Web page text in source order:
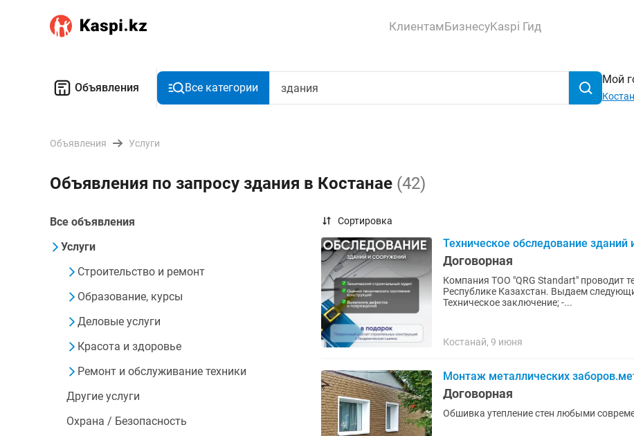
КлиентамБизнесуKaspi Гид
Объявления Все категории
Мой
Объявления Услуги
Объявления по запросу здания в Костанае (42)
Все объявления
Услуги
Строительство и ремонт
Образование, курсы
Деловые услуги
Другие услуги
Красота и здоровье
Охрана / Безопасность
Ремонт и обслуживание техники
Сортировка
Техническое обследование зданий
Договорная
Компания ТОО "QRG Standart" проводит
Республике Казахстан. Выдаем
Техническое заключение; -...
Костанай, 9 июня
Монтаж металлических
Договорная
Обшивка утепление стен любыми